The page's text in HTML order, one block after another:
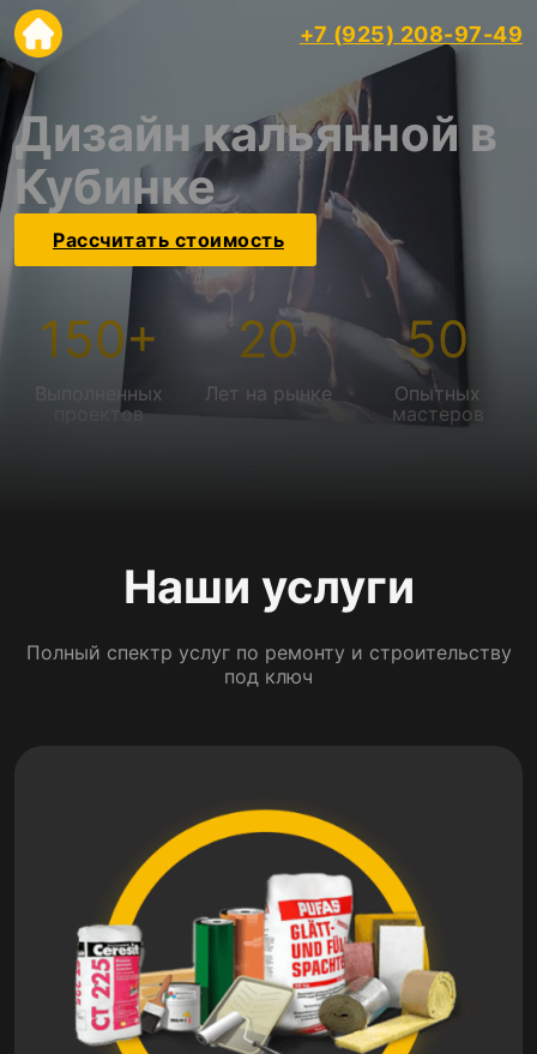
+7 (925) 208-97-49
Дизайн кальянной в
Кубинке
Рассчитать стоимость
150+
Выполненных
проектов
20
Лет на рынке
50
Опытных
мастеров
Наши услуги
Полный спектр услуг по ремонту и строительству
под ключ